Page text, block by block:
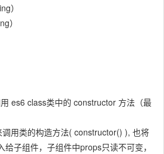
）
）
es6 class类中的 constructor 方法（最
用类的构造方法( constructor() ), 也将
给子组件，子组件中props只读不可变，